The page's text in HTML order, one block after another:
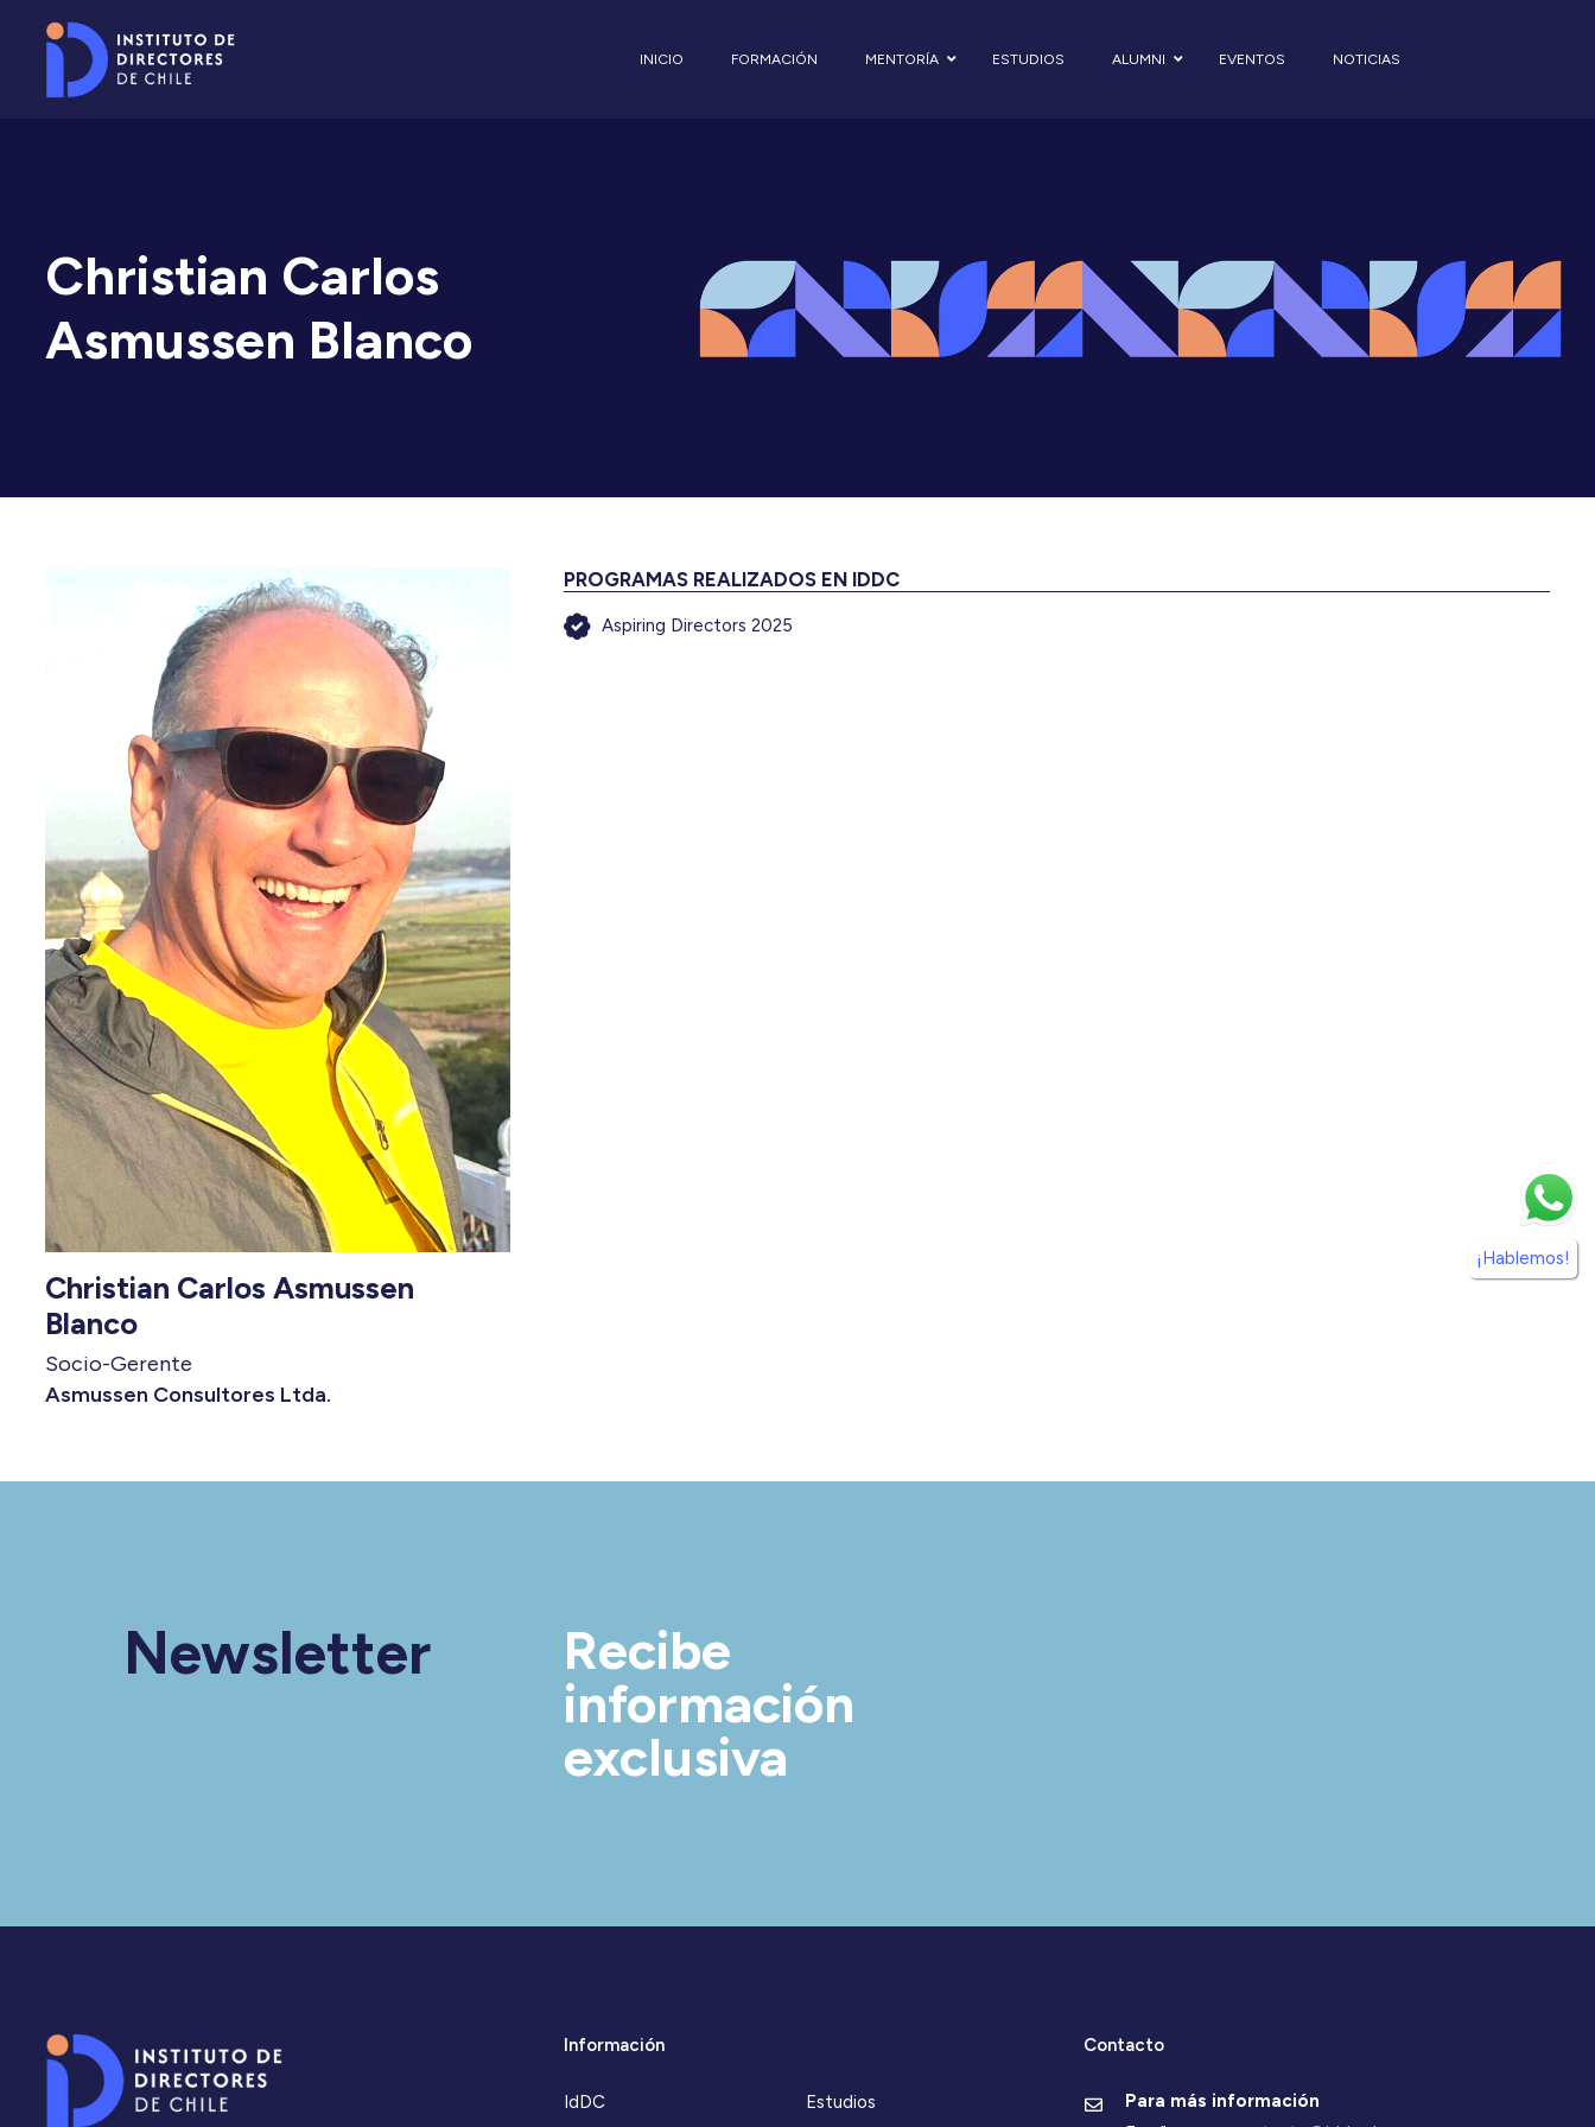
INICIO FORMACIÓN MENTORÍA ESTUDIOS ALUMNI EVENTOS NOTICIAS
Christian Carlos
Asmussen Blanco
Christian Carlos Asmussen
Blanco
Socio-Gerente
Asmussen Consultores Ltda.
PROGRAMAS REALIZADOS EN IDDC
Aspiring Directors 2025
Newsletter
Recibe
información
exclusiva
Información
IdDC Estudios
Contacto
Para más información
¡Hablemos!